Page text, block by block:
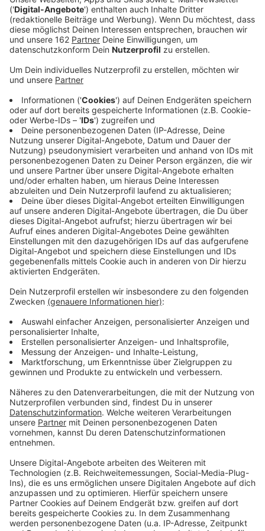
Veröffentlicht:Freitag, 22.10.2021 09:22
Anzeige
Mit der Cölve-Brücke soll jetzt auf einmal alles ganz
die Oberleitungen zurück. Für nächste Woche Montag
sind Bagger angekündigt, die die Brücke, die Moers-
Schwafheim mit Duisburg-Trompet verbindet,
abreißen sollen. Die Brücke ist für den Verkehr seit
Jahren gesperrt - seit Anfang des Monats durfte aber
auch die Bahn nicht mehr drunter her fahren. Darum
wird der Abriss jetzt auf einmal so dringend.
Anzeige
Fahrplanänderung ab Montag
Wegen der Sperrung der Moerser Cölve-Brücke muss
ab Montag (25.10.) der Ersatzverkehr der
Nordwestbahn noch einmal angepasst werden.
Betroffen sind die Linie RB 31 und die RE 44. Es
werden Busse als Schienenersatzverkehr eingesetzt.
Wer kann, sollte auch auf andere Bahnlinien
ausweichen, z.B. den RE 42, die RB 35 oder die RB 33.
Ab dem 15. November sagt der VRR soll die
Nordwestbahn wieder normal zwischen Duisburg-
Rheinhausen und Moers pendeln.
Anzeige